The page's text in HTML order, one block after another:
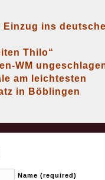
Einzug ins
Thilo“
WM
am leichtesten
in Böblingen
Name (required)